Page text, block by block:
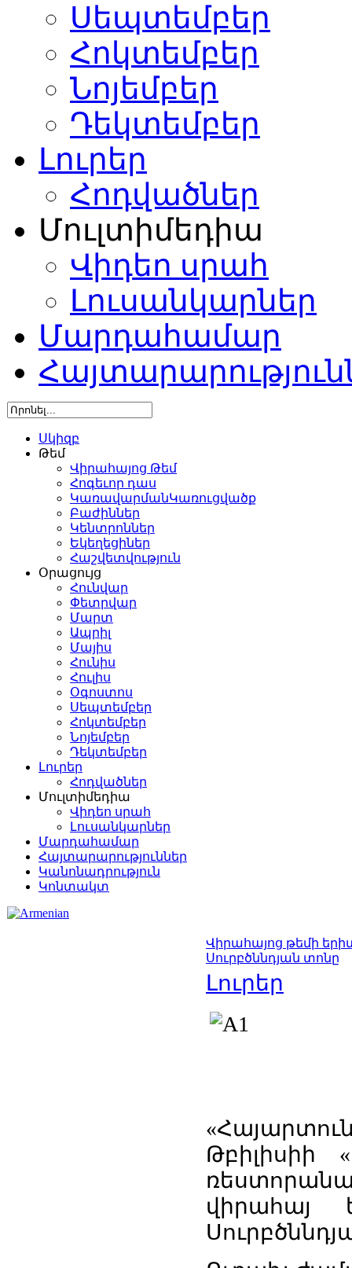
Սեպտեմբեր
Հոկտեմբեր
Նոյեմբեր
Դեկտեմբեր
Լուրեր
Հոդվածներ
Մուլտիմեդիա
Վիդեո սրահ
Լուսանկարներ
Մարդահամար
Սկիզբ
Թեմ
Վիրահայոց Թեմ
Հոգեւոր դաս
ԿառավարմանԿառուցվածք
Բաժիններ
Կենտրոններ
Եկեղեցիներ
Հաշվետվություն
Օրացույց
Հունվար
Փետրվար
Մարտ
Ապրիլ
Մայիս
Հունիս
Հուլիս
Օգոստոս
Սեպտեմբեր
Հոկտեմբեր
Նոյեմբեր
Դեկտեմբեր
Լուրեր
Հոդվածներ
Մուլտիմեդիա
Վիդեո սրահ
Լուսանկարներ
Մարդահամար
Հայտարարություններ
Կանոնադրություն
Կոնտակտ
Վիրահայոց թեմի
Սուրբծննդյան տոնը
Լուրեր
Թբիլիսիի
վիրահայ